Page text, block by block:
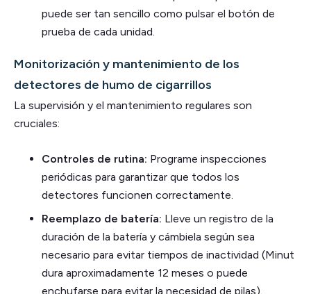
puede ser tan sencillo como pulsar el botón de
prueba de cada unidad.
Monitorización y mantenimiento de los
detectores de humo de cigarrillos
La supervisión y el mantenimiento regulares son
cruciales:
Controles de rutina: Programe inspecciones
periódicas para garantizar que todos los
detectores funcionen correctamente.
Reemplazo de batería: Lleve un registro de la
duración de la batería y cámbiela según sea
necesario para evitar tiempos de inactividad (Minut
dura aproximadamente 12 meses o puede
enchufarse para evitar la necesidad de pilas).